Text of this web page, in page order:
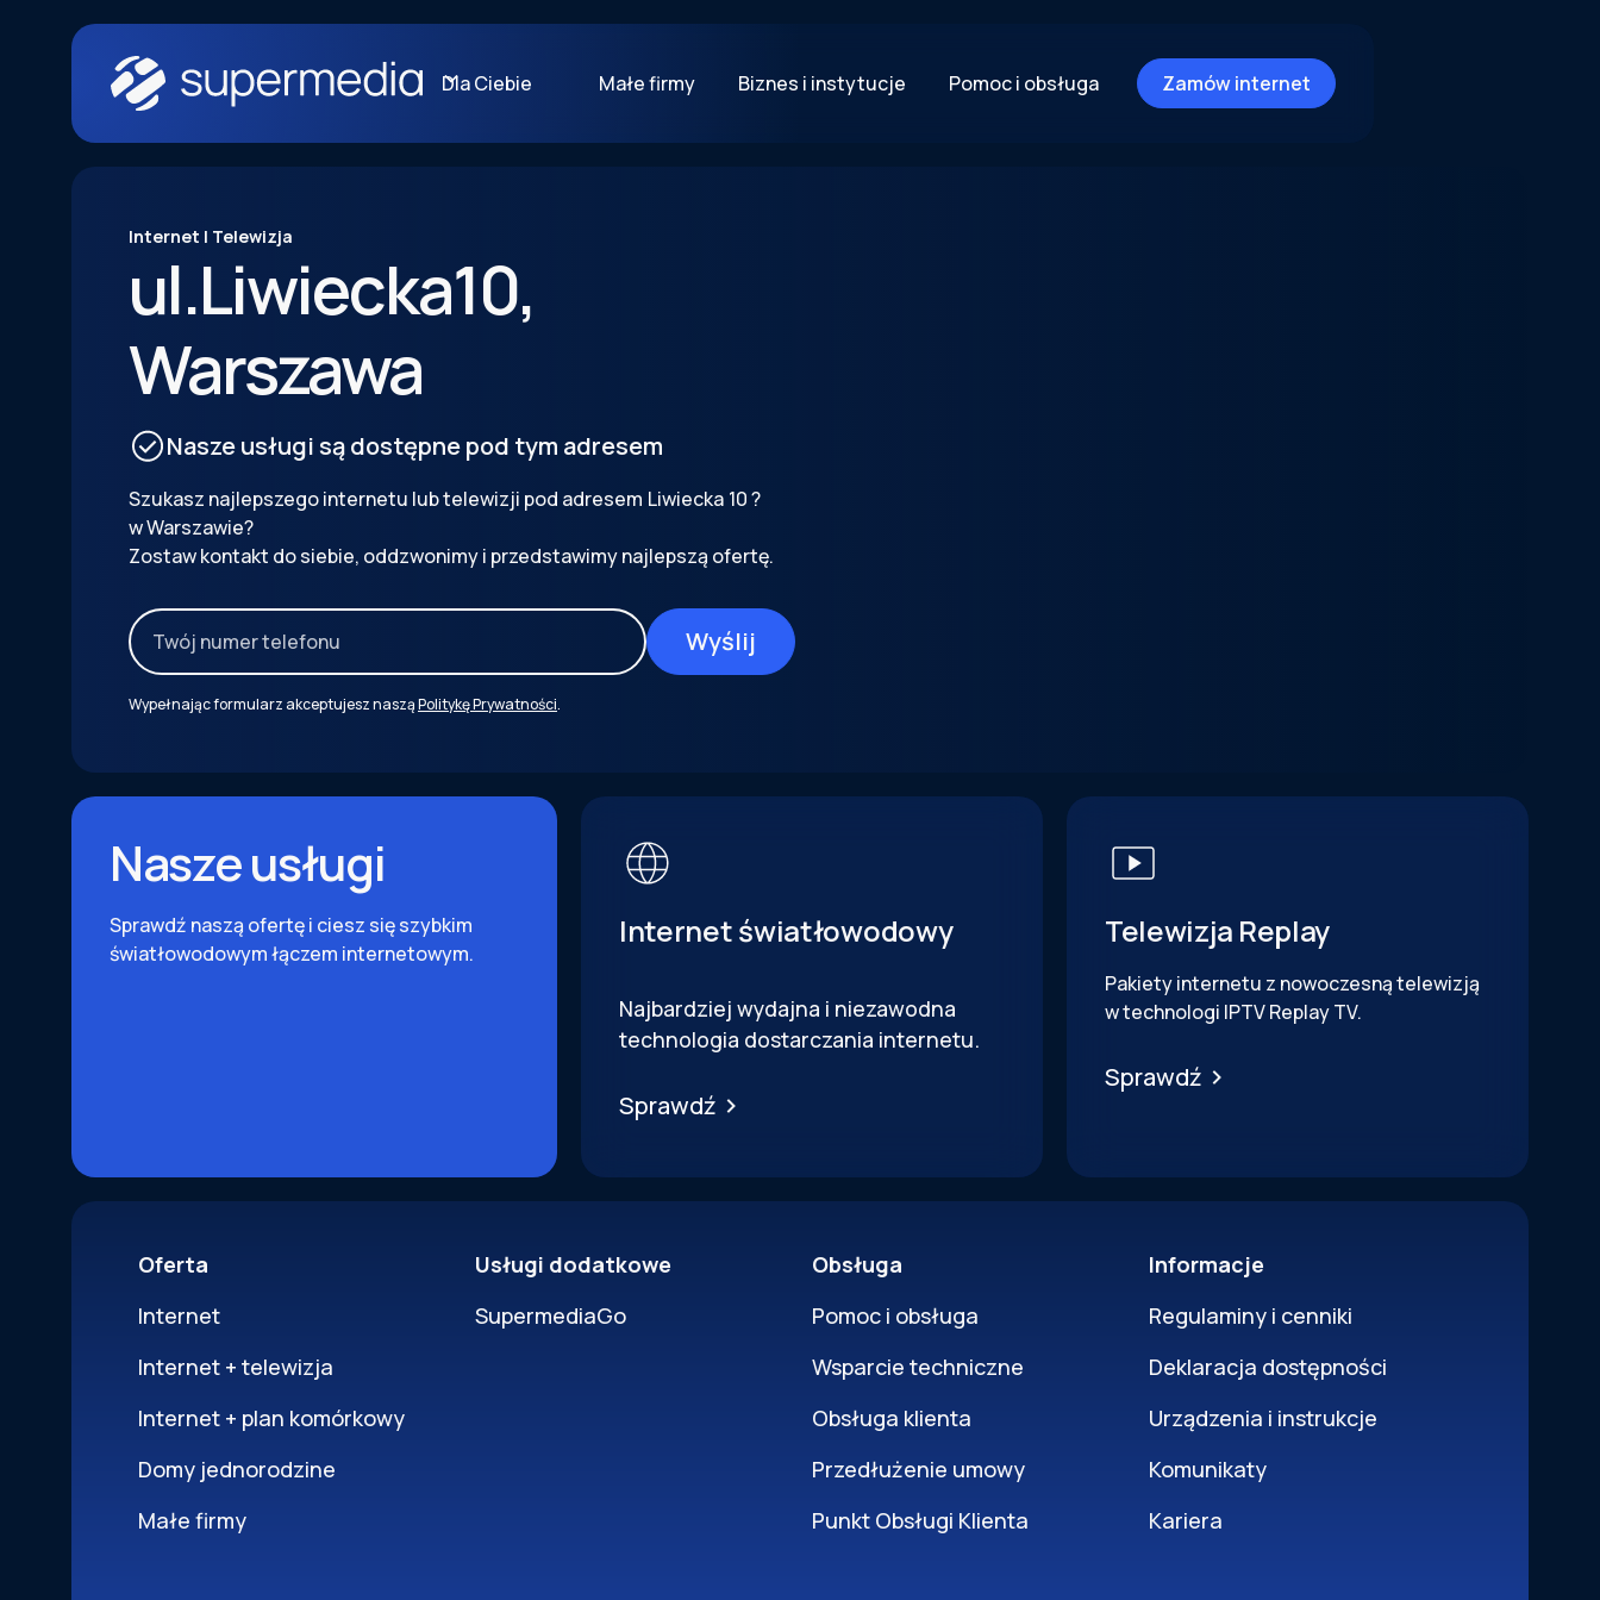
Dla Ciebie Małe firmy Biznes i instytucje Pomoc i obsługa Zamów internet
Internet | Telewizja
ul.Liwiecka10,
Warszawa
Nasze usługi są dostępne pod tym adresem
Szukasz najlepszego internetu lub telewizji pod adresem Liwiecka 10?
w Warszawie?
Zostaw kontakt do siebie, oddzwonimy i przedstawimy najlepszą ofertę.
Wypełnając formularz akceptujesz nasząPolitykę Prywatności.
Nasze usługi
Sprawdź naszą ofertę i ciesz się szybkim
światłowodowym łączem internetowym.
Internet światłowodowy
Najbardziej wydajna i niezawodna
technologia dostarczania internetu.
Sprawdź
Telewizja Replay
Pakiety internetu z nowoczesną telewizją
w technologi IPTV Replay TV.
Sprawdź
Oferta
Internet
Internet + telewizja
Internet + plan komórkowy
Domy jednorodzine
Małe firmy
Usługi dodatkowe
SupermediaGo
Obsługa
Pomoc i obsługa
Wsparcie techniczne
Obsługa klienta
Przedłużenie umowy
Punkt Obsługi Klienta
Informacje
Regulaminy i cenniki
Deklaracja dostępności
Urządzenia i instrukcje
Komunikaty
Kariera